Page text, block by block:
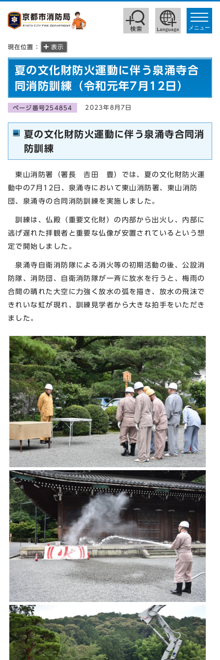
toggle
メニュー
現在位置： 表示
夏の文化財防火運動に伴う泉涌寺合
同消防訓練（令和元年7月12日）
ページ番号254854 2023年8月7日
夏の文化財防火運動に伴う泉涌寺合同消
防訓練
東山消防署（署長 𠮷田 豊）では、夏の文化財防火運
動中の7月12日、泉涌寺において東山消防署、東山消防
団、泉涌寺の合同消防訓練を実施しました。
訓練は、仏殿（重要文化財）の内部から出火し、内部に
逃げ遅れた拝観者と重要な仏像が安置されているという想
定で開始しました。
泉涌寺自衛消防隊による消火等の初期活動の後、公設消
防隊、消防団、自衛消防隊が一斉に放水を行うと、梅雨の
合間の晴れた大空に力強く放水の弧を描き、放水の飛沫で
きれいな虹が現れ、訓練見学者から大きな拍手をいただき
ました。